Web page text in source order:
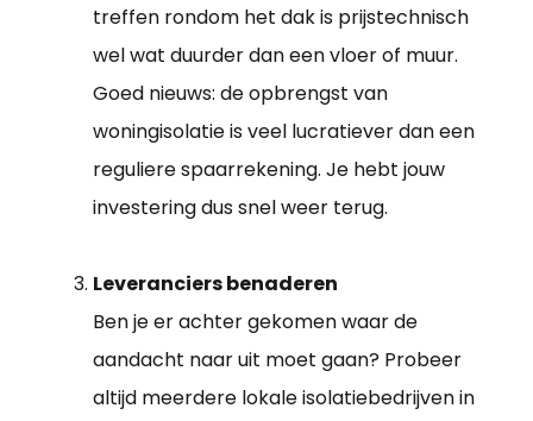
treffen rondom het dak is prijstechnisch
wel wat duurder dan een vloer of muur.
Goed nieuws: de opbrengst van
woningisolatie is veel lucratiever dan een
reguliere spaarrekening. Je hebt jouw
investering dus snel weer terug.
Leveranciers benaderen
Ben je er achter gekomen waar de
aandacht naar uit moet gaan? Probeer
altijd meerdere lokale isolatiebedrijven in